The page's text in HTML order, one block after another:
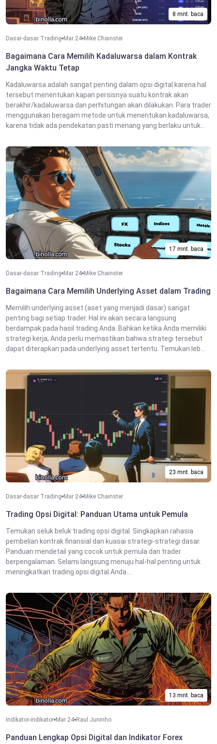
8 mnt. baca
Dasar-dasar Trading Mar 24 Mike Chainster
Bagaimana Cara Memilih Kadaluwarsa dalam Kontrak
Jangka Waktu Tetap
Kadaluwarsa adalah sangat penting dalam opsi digital karena hal
tersebut menentukan kapan persisnya suatu kontrak akan
berakhir/kadaluwarsa dan perhitungan akan dilakukan. Para trader
menggunakan beragam metode untuk menentukan kadaluwarsa,
karena tidak ada pendekatan pasti menang yang berlaku untuk...
17 mnt. baca
Dasar-dasar Trading Mar 24 Mike Chainster
Bagaimana Cara Memilih Underlying Asset dalam Trading
Memilih underlying asset (aset yang menjadi dasar) sangat
penting bagi setiap trader. Hal ini akan secara langsung
berdampak pada hasil trading Anda. Bahkan ketika Anda memiliki
strategi kerja, Anda perlu memastikan bahwa strategi tersebut
dapat diterapkan pada underlying asset tertentu. Temukan leb...
23 mnt. baca
Dasar-dasar Trading Mar 24 Mike Chainster
Trading Opsi Digital: Panduan Utama untuk Pemula
Temukan seluk beluk trading opsi digital. Singkapkan rahasia
pembelian kontrak finansial dan kuasai strategi-strategi dasar.
Panduan mendetail yang cocok untuk pemula dan trader
berpengalaman. Selami langsung menuju hal-hal penting untuk
meningkatkan trading opsi digital Anda....
13 mnt. baca
Indikator-indikator Mar 24 Raul Juninho
Panduan Lengkap Opsi Digital dan Indikator Forex